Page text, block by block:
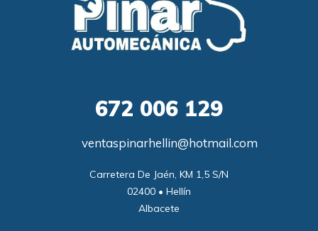
672 006 129
ventaspinarhellin@hotmail.com
Carretera De Jaén, KM 1,5 S/N
02400 • Hellín
Albacete